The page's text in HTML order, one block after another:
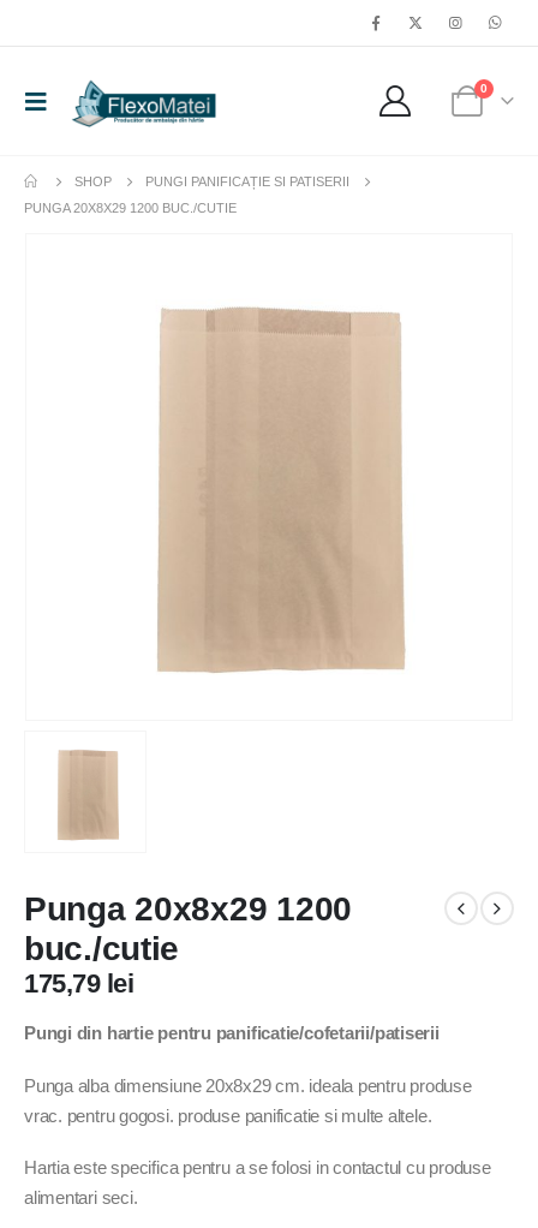
0
SHOP
PUNGI PANIFICAȚIE SI PATISERII
PUNGA 20X8X29 1200 BUC./CUTIE
Punga 20x8x29 1200
buc./cutie
175,79 lei
Pungi din hartie pentru panificatie/cofetarii/patiserii
Punga alba dimensiune 20x8x29 cm. ideala pentru produse
vrac. pentru gogosi. produse panificatie si multe altele.
Hartia este specifica pentru a se folosi in contactul cu produse
alimentari seci.